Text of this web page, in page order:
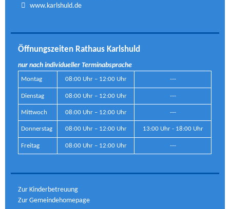
www.karlshuld.de
Öffnungszeiten Rathaus Karlshuld
nur nach individueller Terminabsprache
Montag 08:00 Uhr – 12:00 Uhr ---
Dienstag 08:00 Uhr – 12:00 Uhr ---
Mittwoch 08:00 Uhr – 12:00 Uhr ---
Donnerstag 08:00 Uhr – 12:00 Uhr 13:00 Uhr - 18:00 Uhr
Freitag 08:00 Uhr – 12:00 Uhr ---
Zur Kinderbetreuung
Zur Gemeindehomepage